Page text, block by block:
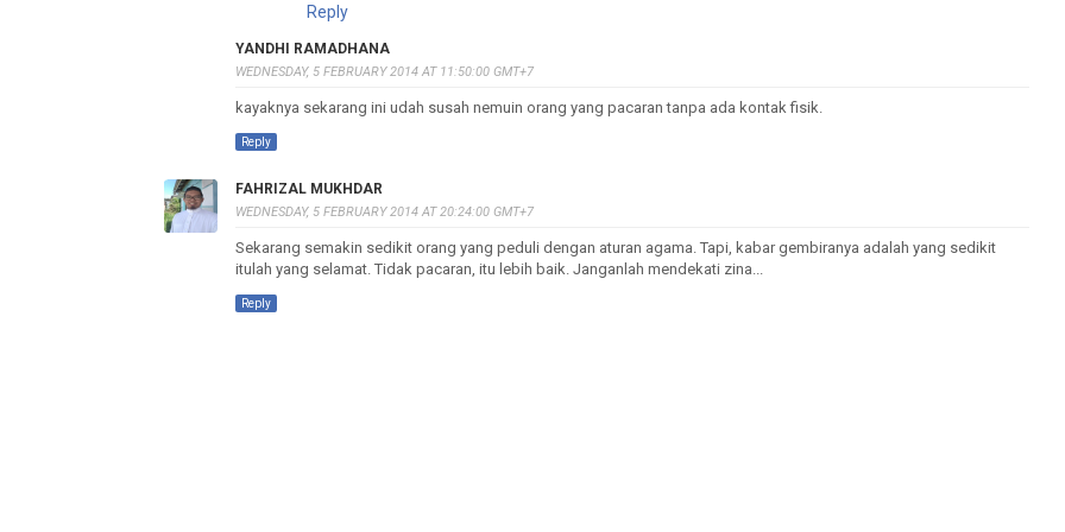
Reply
YANDHI RAMADHANA
WEDNESDAY, 5 FEBRUARY 2014 AT 11:50:00 GMT+7
kayaknya sekarang ini udah susah nemuin orang yang pacaran tanpa ada kontak fisik.
Reply
FAHRIZAL MUKHDAR
WEDNESDAY, 5 FEBRUARY 2014 AT 20:24:00 GMT+7
Sekarang semakin sedikit orang yang peduli dengan aturan agama. Tapi, kabar gembiranya adalah yang sedikit
itulah yang selamat. Tidak pacaran, itu lebih baik. Janganlah mendekati zina...
Reply